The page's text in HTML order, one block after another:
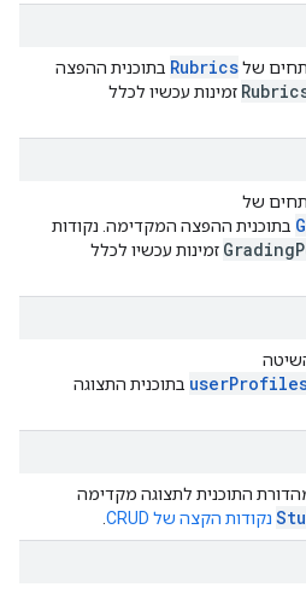
שלRubrics בתוכנית ההפצה
זמינות עכשיו לכלל
של
בתוכנית ההפצה המקדימה. נקודות
Grading זמינות עכשיו לכלל
בתוכנית התצוגה
התוכנית לתצוגה מקדימה
נקודות הקצה של CRUD